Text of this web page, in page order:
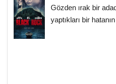
Gözden ırak bir
yaptıkları bir